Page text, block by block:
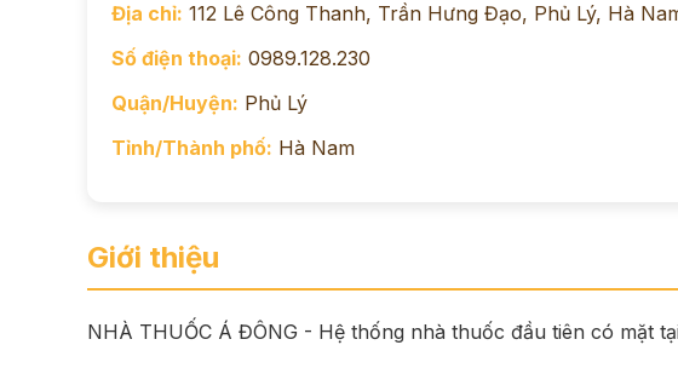
Địa chỉ: 112 Lê Công Thanh, Trần Hưng Đạo, Phủ Lý, Hà
Số điện thoại: 0989.128.230
Quận/Huyện: Phủ Lý
Tỉnh/Thành phố: Hà Nam
Giới thiệu
NHÀ THUỐC Á ĐÔNG - Hệ thống nhà thuốc đầu tiên có mặt